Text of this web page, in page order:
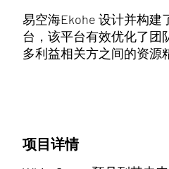
易空海Ekohe 设计并构建
台，该平台有效优化了团
多利益相关方之间的资源
项目详情